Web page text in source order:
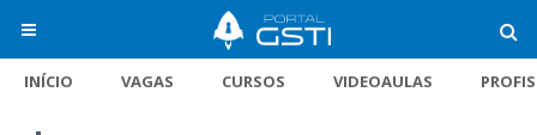
INÍCIO VAGAS CURSOS VIDEOAULAS